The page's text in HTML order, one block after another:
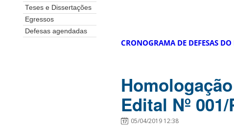
Teses e Dissertações
Egressos
Defesas agendadas
CRONOGRAMA DE DEFESAS DO
Edital Nº
05/04/2019 12:38